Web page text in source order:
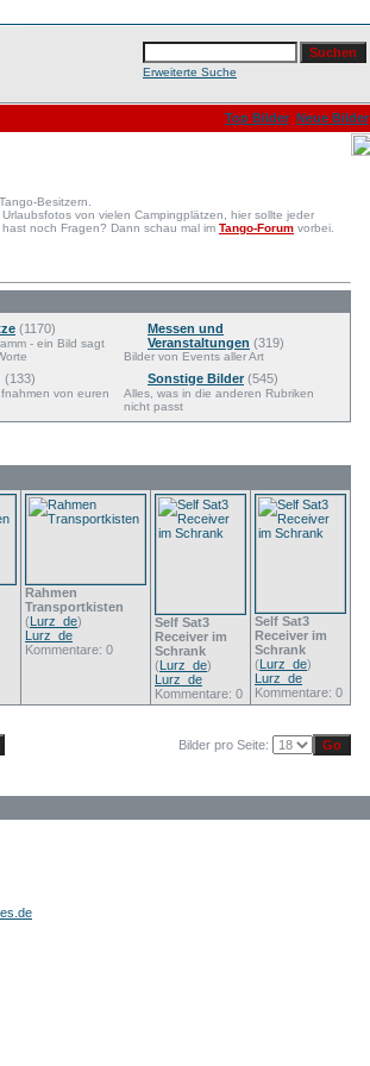
Erweiterte Suche
Top Bilder Neue Bilder
Besitzern.
von vielen Campingplätzen, hier sollte jeder
noch Fragen? Dann schau mal im Tango-Forum vorbei.
(1170)
- ein Bild sagt
(133)
von euren
Messen und
Veranstaltungen (319)
Bilder von Events aller Art
Sonstige Bilder(545)
Alles, was in die anderen Rubriken
nicht passt
Rahmen
Transportkisten
(Lurz_de)
Lurz_de
Kommentare: 0
Self Sat3
Receiver im
Schrank
(Lurz_de)
Lurz_de
Kommentare: 0
Self Sat3
Receiver im
Schrank
(Lurz_de)
Lurz_de
Kommentare: 0
Bilder pro Seite: